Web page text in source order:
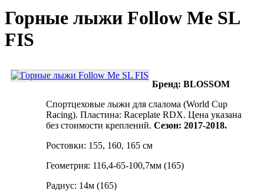
Горные лыжи Follow Me SL
FIS
Бренд: BLOSSOM
Спортцеховые лыжи для слалома (World Cup
Racing). Пластина: Raceplate RDX. Цена указана
без стоимости креплений. Сезон: 2017-2018.
Ростовки: 155, 160, 165 см
Геометрия: 116,4-65-100,7мм (165)
Радиус: 14м (165)